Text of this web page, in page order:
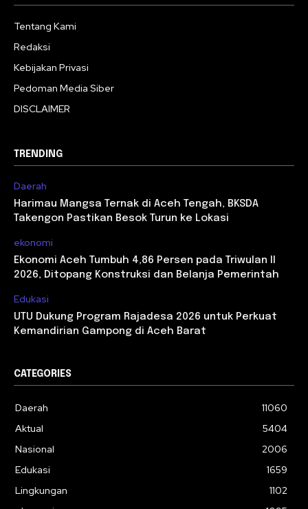
Tentang Kami
Redaksi
Kebijakan Privasi
Pedoman Media Siber
DISCLAIMER
TRENDING
Daerah
Harimau Mangsa Ternak di Aceh Tengah, BKSDA
Takengon Pastikan Besok Turun ke Lokasi
ekonomi
Ekonomi Aceh Tumbuh 4,86 Persen pada Triwulan II
2026, Ditopang Konstruksi dan Belanja Pemerintah
Edukasi
UTU Dukung Program Rajadesa 2026 untuk Perkuat
Kemandirian Gampong di Aceh Barat
CATEGORIES
Daerah
11060
Aktual
5404
Nasional
2006
Edukasi
1659
Lingkungan
1102